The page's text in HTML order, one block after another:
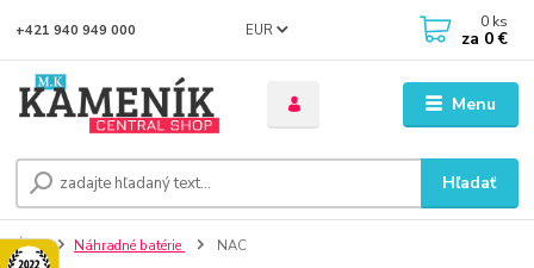
Menu
EUR
Hľadať
+421 940 949 000 0 ks
za 0 €
Úvod Náhradné batérie NAC